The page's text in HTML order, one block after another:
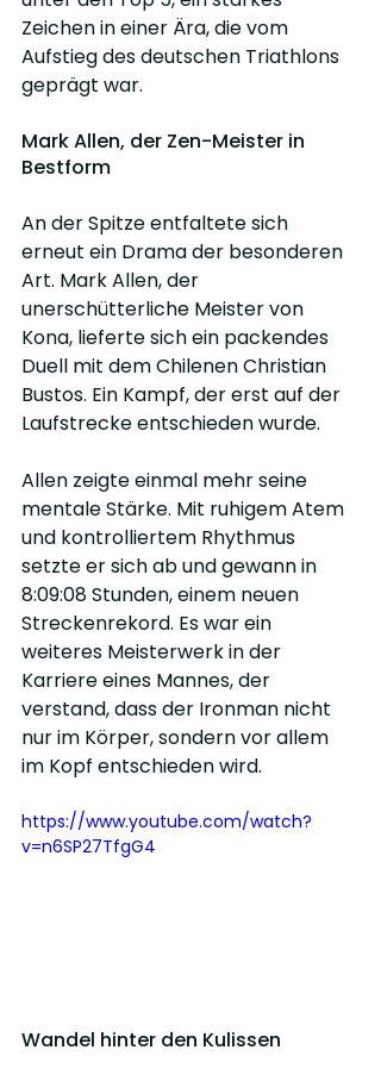
Zeichen in einer Ära, die vom
Aufstieg des deutschen Triathlons
geprägt war.
Mark Allen, der Zen-Meister in
Bestform
An der Spitze entfaltete sich
erneut ein Drama der besonderen
Art. Mark Allen, der
unerschütterliche Meister von
Kona, lieferte sich ein packendes
Duell mit dem Chilenen Christian
Bustos. Ein Kampf, der erst auf der
Laufstrecke entschieden wurde.
Allen zeigte einmal mehr seine
mentale Stärke. Mit ruhigem Atem
und kontrolliertem Rhythmus
setzte er sich ab und gewann in
8:09:08 Stunden, einem neuen
Streckenrekord. Es war ein
weiteres Meisterwerk in der
Karriere eines Mannes, der
verstand, dass der Ironman nicht
nur im Körper, sondern vor allem
im Kopf entschieden wird.
https://www.youtube.com/watch?
v=n6SP27TfgG4
Wandel hinter den Kulissen